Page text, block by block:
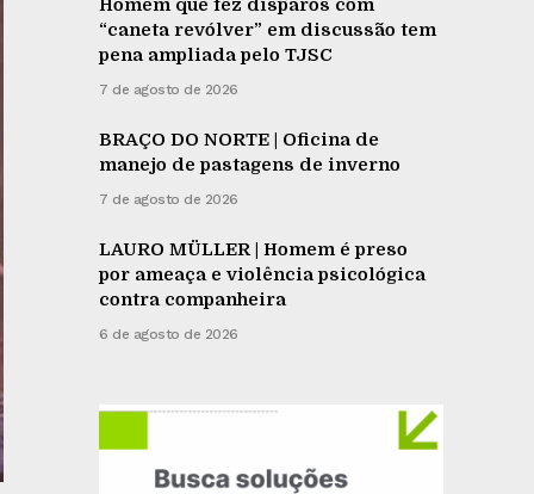
Homem que fez disparos com
“caneta revólver” em discussão tem
pena ampliada pelo TJSC
7 de agosto de 2026
BRAÇO DO NORTE | Oficina de
manejo de pastagens de inverno
7 de agosto de 2026
LAURO MÜLLER | Homem é preso
por ameaça e violência psicológica
contra companheira
6 de agosto de 2026